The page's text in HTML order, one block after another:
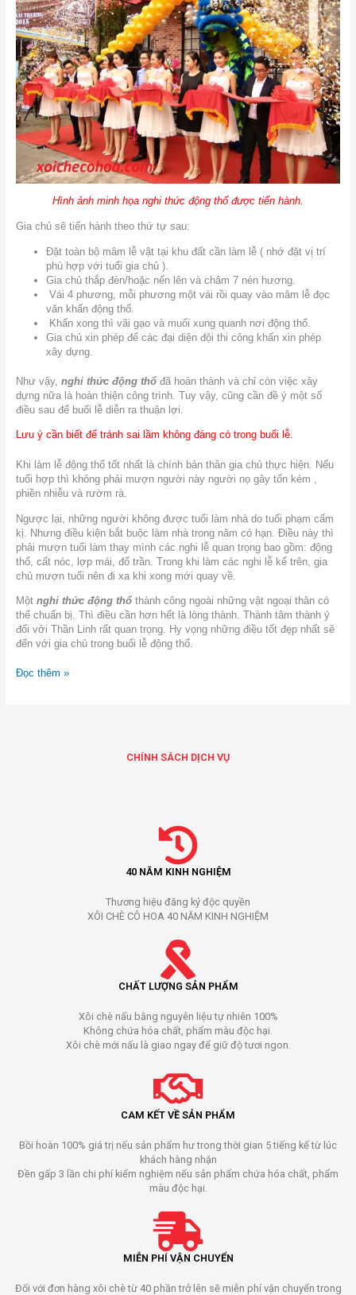
Hình ảnh minh họa nghi thức động thổ được tiến hành.
Gia chủ sẽ tiến hành theo thứ tự sau:
Đặt toàn bộ mâm lễ vật tại khu đất cần làm lễ ( nhớ đặt vị trí
phù hợp với tuổi gia chủ ).
Gia chủ thắp đèn/hoặc nến lên và châm 7 nén hương.
Vái 4 phương, mỗi phương một vái rồi quay vào mâm lễ đọc
văn khấn động thổ.
Khấn xong thì vãi gạo và muối xung quanh nơi động thổ.
Gia chủ xin phép để các đại diện đội thi công khấn xin phép
xây dựng.
Như vậy, nghi thức động thổ đã hoàn thành và chỉ còn việc xây
dựng nữa là hoàn thiện công trình. Tuy vậy, cũng cần đề ý một số
điều sau để buổi lễ diễn ra thuận lợi.
Lưu ý cần biết để tránh sai lầm không đáng có trong buổi lễ.
Khi làm lễ động thổ tốt nhất là chính bản thân gia chủ thực hiện. Nếu
tuổi hợp thì không phải mượn người này người nọ gây tốn kém ,
phiền nhiễu và rườm rà.
Ngược lại, những người không được tuổi làm nhà do tuổi phạm cấm
kị. Nhưng điều kiện bắt buộc làm nhà trong năm có hạn. Điều này thì
phải mượn tuổi làm thay mình các nghi lễ quan trọng bao gồm: động
thổ, cất nóc, lợp mái, đổ trần. Trong khi làm các nghi lễ kể trên, gia
chủ mượn tuổi nên đi xa khi xong mới quay về.
Mộtnghi thức động thổthành công ngoài những vật ngoại thân có
thể chuẩn bị. Thì điều cần hơn hết là lòng thành. Thành tâm thành ý
đối với Thần Linh rất quan trọng. Hy vọng những điều tốt đẹp nhất sẽ
đến với gia chủ trong buổi lễ động thổ.
Đọc thêm »
CHÍNH SÁCH DỊCH VỤ
40 NĂM KINH NGHIỆM
Thương hiệu đăng ký độc quyền
XÔI CHÈ CÔ HOA 40 NĂM KINH NGHIỆM
CHẤT LƯỢNG SẢN PHẨM
Xôi chè nấu bằng nguyên liệu tự nhiên 100%
Không chứa hóa chất, phẩm màu độc hại.
Xôi chè mới nấu là giao ngay để giữ độ tươi ngon.
CAM KẾT VỀ SẢN PHẨM
Bồi hoàn 100% giá trị nếu sản phẩm hư trong thời gian 5 tiếng kể từ lúc
khách hàng nhận
Đền gấp 3 lần chi phí kiểm nghiệm nếu sản phẩm chứa hóa chất, phẩm
màu độc hại.
MIỄN PHÍ VẬN CHUYỂN
Đối với đơn hàng xôi chè từ 40 phần trở lên sẽ miễn phí vận chuyển trong